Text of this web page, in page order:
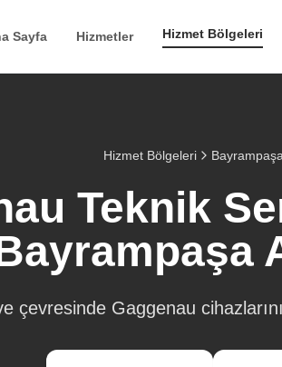
Sayfa Hizmetler Hizmet Bölgeleri
Hizmet Bölgeleri Bayrampaşa
Teknik
çevresinde Gaggenau